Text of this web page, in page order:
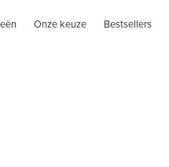
Onze keuze Bestsellers